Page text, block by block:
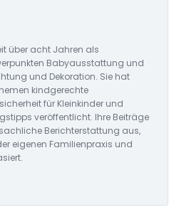
über acht Jahren als
Babyausstattung und
und Dekoration. Sie hat
kindgerechte
für Kleinkinder und
veröffentlicht. Ihre Beiträge
Berichterstattung aus,
eigenen Familienpraxis und